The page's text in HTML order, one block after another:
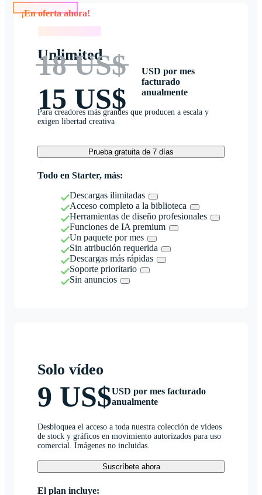
Unlimited
18 US$
15 US$
USD por mes
facturado
anualmente
Para creadores más grandes que producen a escala y
exigen libertad creativa
Prueba gratuita de 7 días
Todo en Starter, más:
Descargas ilimitadas
Acceso completo a la biblioteca
Herramientas de diseño profesionales
Funciones de IA premium
Un paquete por mes
Sin atribución requerida
Descargas más rápidas
Soporte prioritario
Sin anuncios
Solo vídeo
9 US$USD por mes facturado
anualmente
Desbloquea el acceso a toda nuestra colección de vídeos
de stock y gráficos en movimiento autorizados para uso
comercial. Imágenes no incluidas.
Suscríbete ahora
El plan incluye: